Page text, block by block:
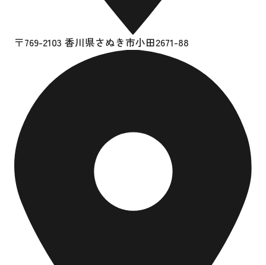
〒769-2103 香川県さぬき市小田2671-88